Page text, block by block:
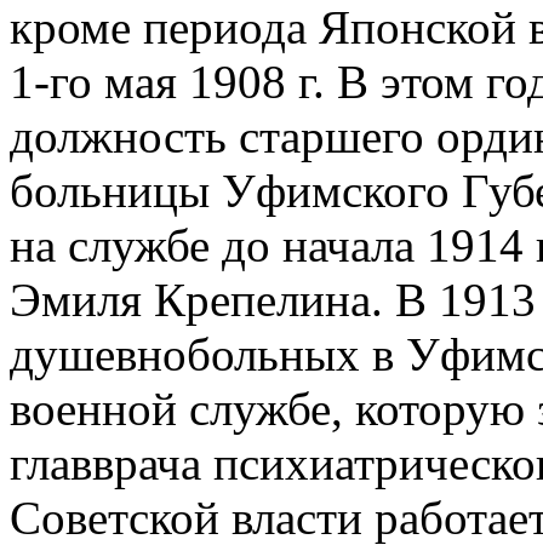
кроме периода Японской
1-го мая 1908 г. В этом
должность старшего
больницы Уфимского
на службе до начала
Эмиля Крепелина. В 1913
душевнобольных в
военной службе, которую
главврача
Советской власти